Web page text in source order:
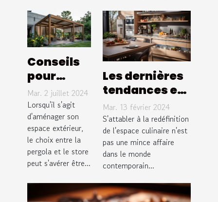
Conseils
pour
choisir
entre
pergola et
store pour
votre
extérieur
Mar. 2 juillet 2024
Lorsqu'il s'agit
d'aménager son
espace extérieur,
le choix entre la
pergola et le store
peut s'avérer être...
Les dernières
tendances en
matière de
conception de
cuisines pour
optimiser
l'espace et la
fonctionnalité
Mar. 13 février 2024
S'attabler à la redéfinition
de l'espace culinaire n'est
pas une mince affaire
dans le monde
contemporain...